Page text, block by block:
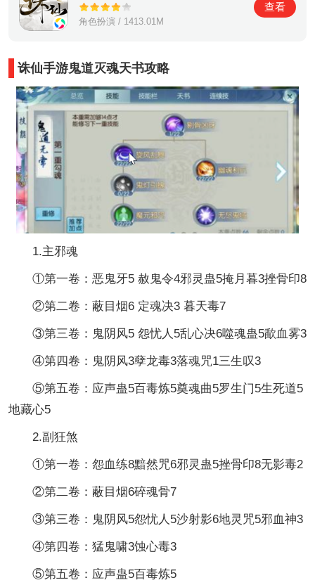
角色扮演 / 1413.01M
查看
诛仙手游鬼道灭魂天书攻略
1.主邪魂
①第一卷：恶鬼牙5 赦鬼令4邪灵蛊5掩月暮3挫骨印8
②第二卷：蔽目烟6 定魂决3 暮天毒7
③第三卷：鬼阴风5 怨忧人5乱心决6噬魂蛊5歃血雾3
④第四卷：鬼阴风3孽龙毒3落魂咒1三生叹3
⑤第五卷：应声蛊5百毒炼5奠魂曲5罗生门5生死道5
地藏心5
2.副狂煞
①第一卷：怨血练8黯然咒6邪灵蛊5挫骨印8无影毒2
②第二卷：蔽目烟6碎魂骨7
③第三卷：鬼阴风5怨忧人5沙射影6地灵咒5邪血神3
④第四卷：猛鬼啸3蚀心毒3
⑤第五卷：应声蛊5百毒炼5